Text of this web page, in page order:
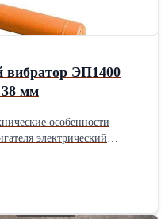
вибратор ЭП1400
38 мм
особенности
электрический
вибрации (виб/мин) 3000
(мм) 38 Масса
да Способ
сети Комплектация